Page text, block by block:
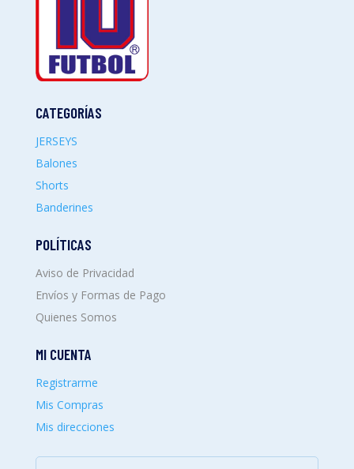
CATEGORÍAS
JERSEYS
Balones
Shorts
Banderines
POLÍTICAS
Aviso de Privacidad
Envíos y Formas de Pago
Quienes Somos
MI CUENTA
Registrarme
Mis Compras
Mis direcciones